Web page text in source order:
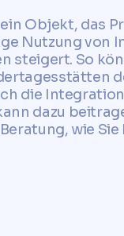
Objekt, das
Nutzung von
steigert. So
die
dazu
wie